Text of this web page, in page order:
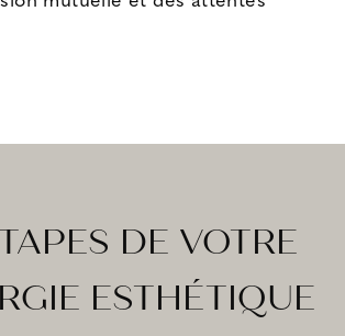
DE VOTRE
ESTHÉTIQUE